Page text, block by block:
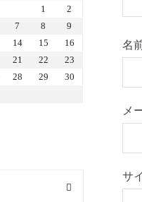
名
メ
サ
1
2
7 8
9
14 15
16
21 22
23
28 29
30